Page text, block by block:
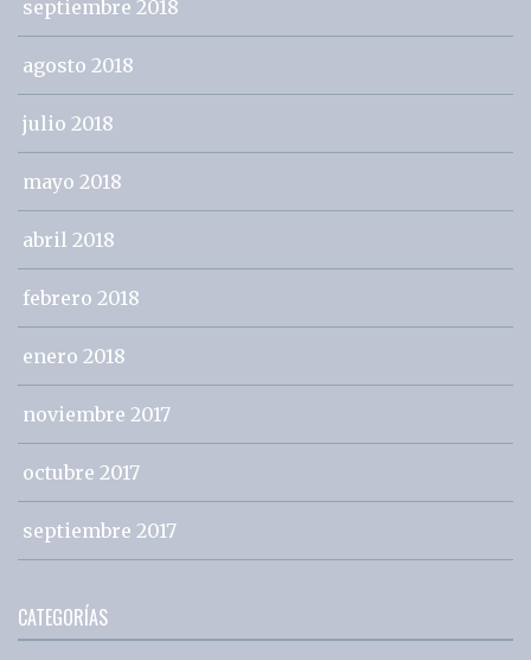
septiembre 2018
agosto 2018
julio 2018
mayo 2018
abril 2018
febrero 2018
enero 2018
noviembre 2017
octubre 2017
septiembre 2017
CATEGORÍAS